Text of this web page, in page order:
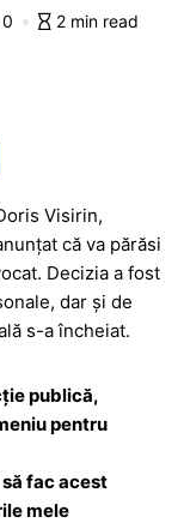
0 2 min read
ar
Visirin,
că va părăsi
Decizia a fost
dar și de
s-a încheiat.
publică,
pentru
fac acest
mele